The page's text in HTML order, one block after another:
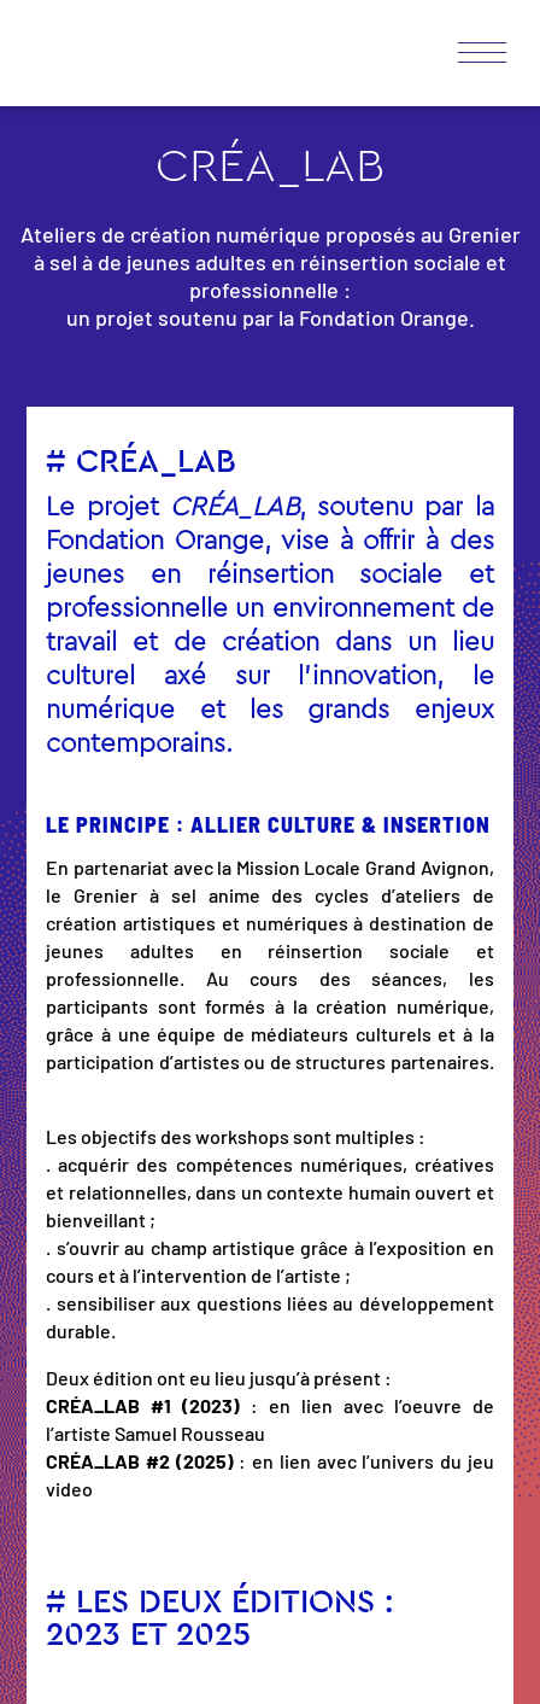
CRÉA_LAB
Ateliers de création numérique proposés au Grenier
à sel à de jeunes adultes en réinsertion sociale et
professionnelle :
un projet soutenu par la Fondation Orange.
# CRÉA_LAB
Le projet CRÉA_LAB, soutenu par la
Fondation Orange, vise à offrir à des
jeunes en réinsertion sociale et
professionnelle un environnement de
travail et de création dans un lieu
culturel axé sur l’innovation, le
numérique et les grands enjeux
contemporains.
LE PRINCIPE : ALLIER CULTURE & INSERTION
En partenariat avec la Mission Locale Grand Avignon,
le Grenier à sel anime des cycles d’ateliers de
création artistiques et numériques à destination de
jeunes adultes en réinsertion sociale et
professionnelle. Au cours des séances, les
participants sont formés à la création numérique,
grâce à une équipe de médiateurs culturels et à la
participation d’artistes ou de structures partenaires.
Les objectifs des workshops sont multiples :
. acquérir des compétences numériques, créatives
et relationnelles, dans un contexte humain ouvert et
bienveillant ;
. s’ouvrir au champ artistique grâce à l’exposition en
cours et à l’intervention de l’artiste ;
. sensibiliser aux questions liées au développement
durable.
Deux édition ont eu lieu jusqu’à présent :
CRÉA_LAB #1 (2023) : en lien avec l’oeuvre de
l’artiste Samuel Rousseau
CRÉA_LAB #2 (2025): en lien avec l’univers du jeu
video
# LES DEUX ÉDITIONS :
2023 ET 2025